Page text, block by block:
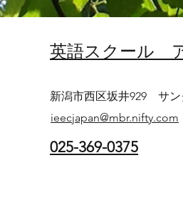
英語スクール
新潟市西区坂井929 サン
ieecjapan@mbr.nifty.com
​025-369-0375